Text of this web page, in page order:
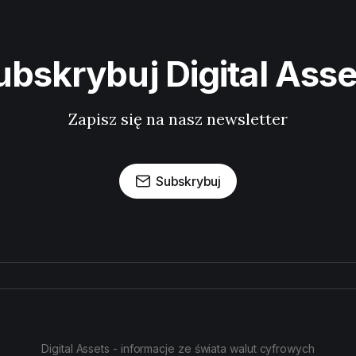
Digital
Zapisz się na nasz newsletter
Subskrybuj
Digital Assets - informacje ze świata walut cyfrowych